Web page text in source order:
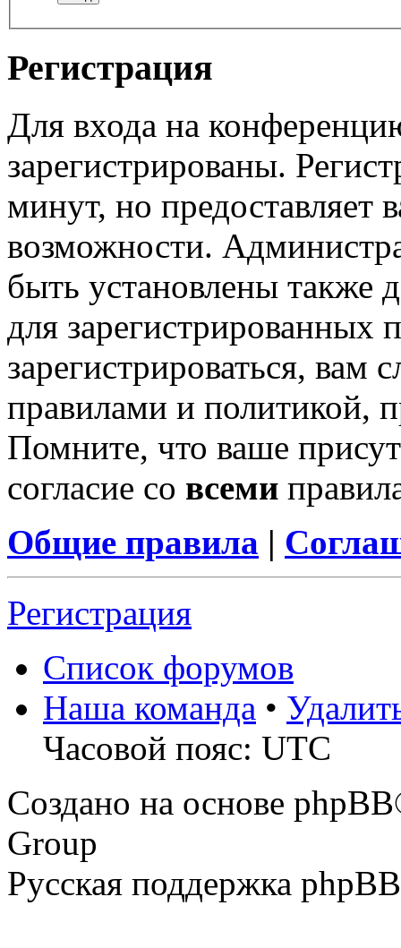
Регистрация
Для входа на
зарегистрированы.
минут, но предоставляет
возможности.
быть установлены также
для зарегистрированных
зарегистрироваться, вам
правилами и политикой,
Помните, что ваше
согласие со всеми
Общие правила |
Регистрация
Список форумов
Наша команда •
Часовой пояс: UTC
Создано на основе
Group
Русская поддержка phpBB